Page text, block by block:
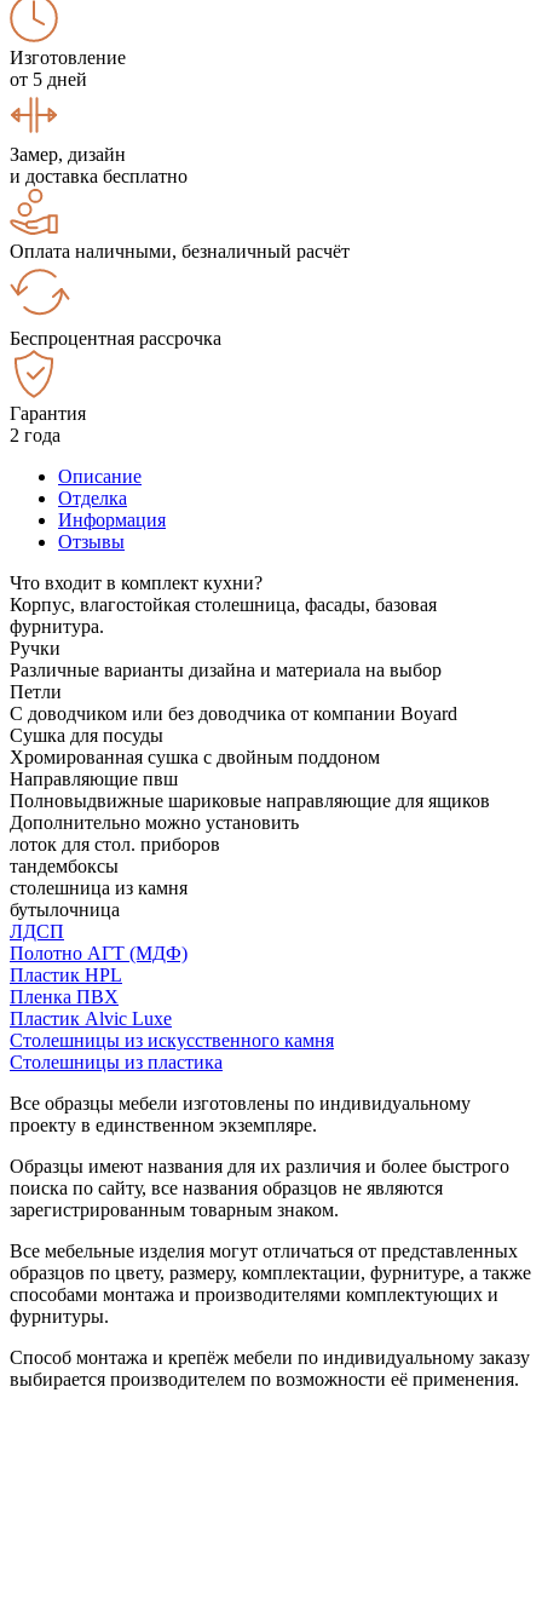
Изготовление
от 5 дней
Замер, дизайн
и доставка бесплатно
Оплата наличными, безналичный расчёт
Беспроцентная рассрочка
Гарантия
2 года
Описание
Отделка
Информация
Отзывы
Что входит в комплект кухни?
Корпус, влагостойкая столешница, фасады, базовая
фурнитура.
Ручки
Различные варианты дизайна и материала на выбор
Петли
С доводчиком или без доводчика от компании Boyard
Сушка для посуды
Хромированная сушка с двойным поддоном
Направляющие пвш
Полновыдвижные шариковые направляющие для ящиков
Дополнительно можно установить
лоток для стол. приборов
тандембоксы
столешница из камня
бутылочница
ЛДСП
Полотно АГТ (МДФ)
Пластик HPL
Пленка ПВХ
Пластик Alvic Luxe
Столешницы из искусственного камня
Столешницы из пластика
Все образцы мебели изготовлены по индивидуальному
проекту в единственном экземпляре.
Образцы имеют названия для их различия и более быстрого
поиска по сайту, все названия образцов не являются
зарегистрированным товарным знаком.
Все мебельные изделия могут отличаться от представленных
образцов по цвету, размеру, комплектации, фурнитуре, а также
способами монтажа и производителями комплектующих и
фурнитуры.
Способ монтажа и крепёж мебели по индивидуальному заказу
выбирается производителем по возможности её применения.